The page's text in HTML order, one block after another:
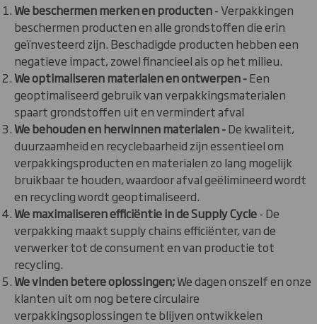
We beschermen merken en producten- Verpakkingen
beschermen producten en alle grondstoffen die erin
geïnvesteerd zijn. Beschadigde producten hebben een
negatieve impact, zowel financieel als op het milieu.
We optimaliseren materialen en ontwerpen -Een
geoptimaliseerd gebruik van verpakkingsmaterialen
spaart grondstoffen uit en vermindert afval
We behouden en herwinnen materialen -De kwaliteit,
duurzaamheid en recyclebaarheid zijn essentieel om
verpakkingsproducten en materialen zo lang mogelijk
bruikbaar te houden, waardoor afval geëlimineerd wordt
en recycling wordt geoptimaliseerd.
We maximaliseren efficiëntie in de Supply Cycle- De
verpakking maakt supply chains efficiënter, van de
verwerker tot de consument en van productie tot
recycling.
We vinden betere oplossingen;We dagen onszelf en onze
klanten uit om nog betere circulaire
verpakkingsoplossingen te blijven ontwikkelen